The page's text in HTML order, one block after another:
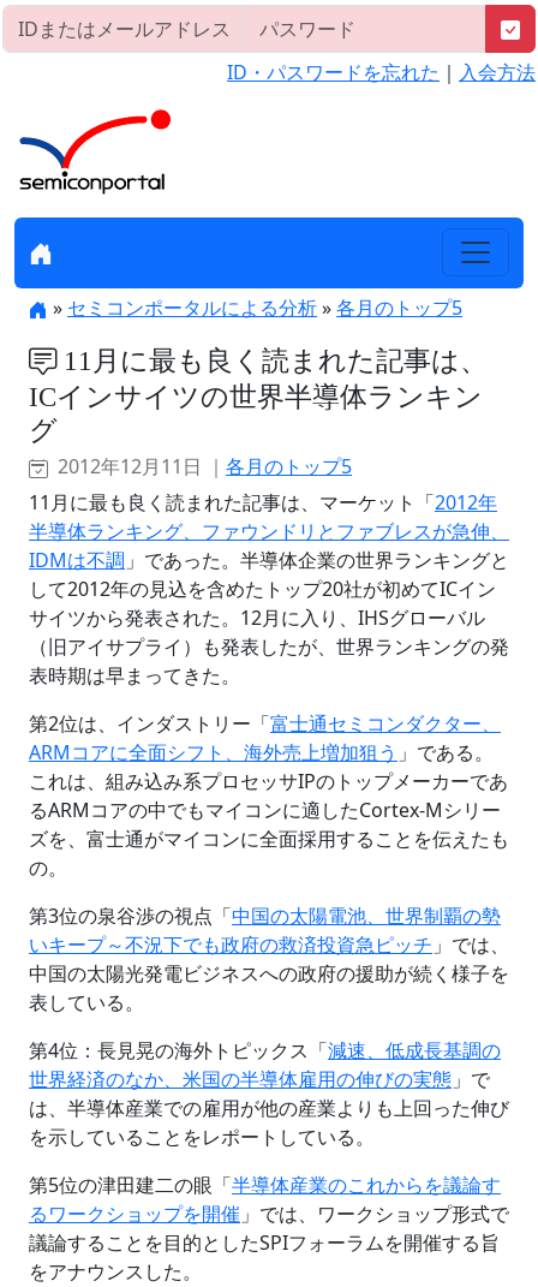
ID・パスワードを忘れた ｜ 入会方法
» セミコンポータルによる分析»各月のトップ5
11月に最も良く読まれた記事は、
ICインサイツの世界半導体ランキン
グ
2012年12月11日 ｜ 各月のトップ5
11月に最も良く読まれた記事は、マーケット「2012年
半導体ランキング、ファウンドリとファブレスが急伸、
IDMは不調」であった。半導体企業の世界ランキングと
して2012年の見込を含めたトップ20社が初めてICイン
サイツから発表された。12月に入り、IHSグローバル
（旧アイサプライ）も発表したが、世界ランキングの発
表時期は早まってきた。
第2位は、インダストリー「富士通セミコンダクター、
ARMコアに全面シフト、海外売上増加狙う 」である。
これは、組み込み系プロセッサIPのトップメーカーであ
るARMコアの中でもマイコンに適したCortex-Mシリー
ズを、富士通がマイコンに全面採用することを伝えたも
の。
第3位の泉谷渉の視点「中国の太陽電池、世界制覇の勢
いキープ～不況下でも政府の救済投資急ピッチ」では、
中国の太陽光発電ビジネスへの政府の援助が続く様子を
表している。
第4位：長見晃の海外トピックス「減速、低成長基調の
世界経済のなか、米国の半導体雇用の伸びの実態」で
は、半導体産業での雇用が他の産業よりも上回った伸び
を示していることをレポートしている。
第5位の津田建二の眼「半導体産業のこれからを議論す
るワークショップを開催」では、ワークショップ形式で
議論することを目的としたSPIフォーラムを開催する旨
をアナウンスした。